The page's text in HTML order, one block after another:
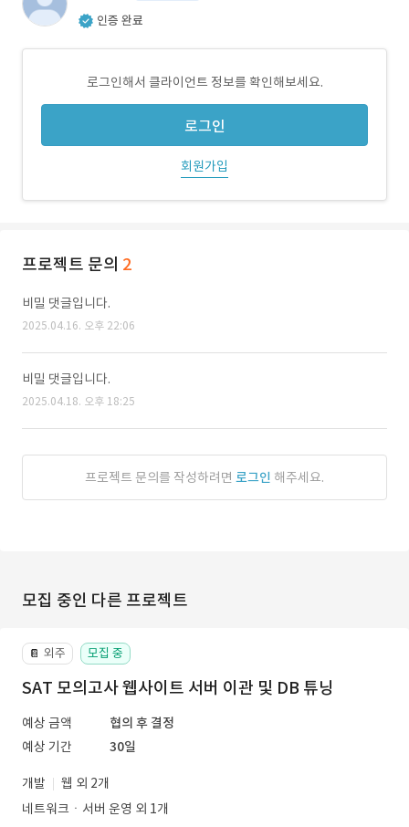
인증 완료
로그인해서 클라이언트 정보를 확인해보세요.
로그인
회원가입
프로젝트 문의 2
비밀 댓글입니다.
2025.04.16. 오후 22:06
비밀 댓글입니다.
2025.04.18. 오후 18:25
프로젝트 문의를 작성하려면 로그인 해주세요.
모집 중인 다른 프로젝트
📔 외주 모집 중
SAT 모의고사 웹사이트 서버 이관 및 DB 튜닝
예상 금액
협의 후 결정
예상 기간
30일
개발
웹 외 2개
네트워크ㆍ서버 운영 외 1개